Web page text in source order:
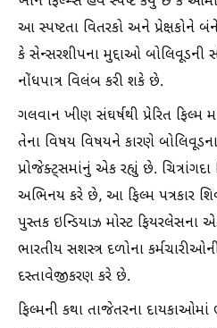
આ સ્પષ્ટતા વિતરકો અને પ્રેક્ષકોને
કે સેન્સરશીપના મુદ્દાઓ બોલિવૂડની
નોંધપાત્ર વિલંબ કરી શકે છે.
ગલવાન ખીણ સંઘર્ષથી પ્રેરિત ફિલ્મ
તેના વિષય વિષયને કારણે
પ્રોજેક્ટ્સમાંનું એક રહ્યું છે.
અભિનય કરે છે, આ ફિલ્મ પત્રકાર
પુસ્તક ઇન્ડિયાઝ મોસ્ટ ફિયરલેસના
ભારતીય સશસ્ત્ર દળોના
દસ્તાવેજીકરણ કરે છે.
ફિલ્મની કથા તાજેતરના